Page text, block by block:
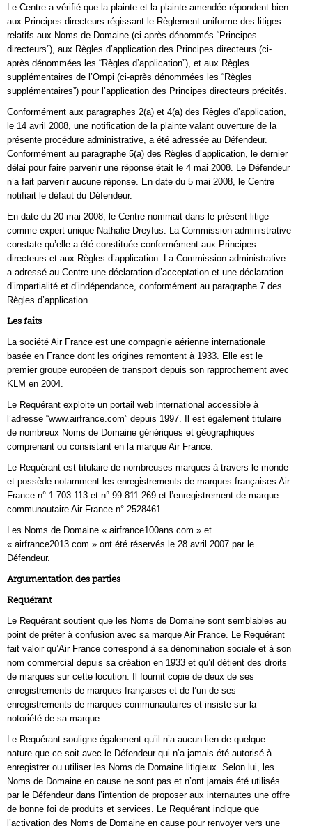
Le Centre a vérifié que la plainte et la plainte amendée répondent bien
aux Principes directeurs régissant le Règlement uniforme des litiges
relatifs aux Noms de Domaine (ci-après dénommés “Principes
directeurs”), aux Règles d’application des Principes directeurs (ci-
après dénommées les “Règles d’application”), et aux Règles
supplémentaires de l’Ompi (ci-après dénommées les “Règles
supplémentaires”) pour l’application des Principes directeurs précités.
Conformément aux paragraphes 2(a) et 4(a) des Règles d’application,
le 14 avril 2008, une notification de la plainte valant ouverture de la
présente procédure administrative, a été adressée au Défendeur.
Conformément au paragraphe 5(a) des Règles d’application, le dernier
délai pour faire parvenir une réponse était le 4 mai 2008. Le Défendeur
n’a fait parvenir aucune réponse. En date du 5 mai 2008, le Centre
notifiait le défaut du Défendeur.
En date du 20 mai 2008, le Centre nommait dans le présent litige
comme expert-unique Nathalie Dreyfus. La Commission administrative
constate qu’elle a été constituée conformément aux Principes
directeurs et aux Règles d’application. La Commission administrative
a adressé au Centre une déclaration d’acceptation et une déclaration
d’impartialité et d’indépendance, conformément au paragraphe 7 des
Règles d’application.
Les faits
La société Air France est une compagnie aérienne internationale
basée en France dont les origines remontent à 1933. Elle est le
premier groupe européen de transport depuis son rapprochement avec
KLM en 2004.
Le Requérant exploite un portail web international accessible à
l’adresse “www.airfrance.com” depuis 1997. Il est également titulaire
de nombreux Noms de Domaine génériques et géographiques
comprenant ou consistant en la marque Air France.
Le Requérant est titulaire de nombreuses marques à travers le monde
et possède notamment les enregistrements de marques françaises Air
France n° 1 703 113 et n° 99 811 269 et l’enregistrement de marque
communautaire Air France n° 2528461.
Les Noms de Domaine « airfrance100ans.com » et
« airfrance2013.com » ont été réservés le 28 avril 2007 par le
Défendeur.
Argumentation des parties
Requérant
Le Requérant soutient que les Noms de Domaine sont semblables au
point de prêter à confusion avec sa marque Air France. Le Requérant
fait valoir qu’Air France correspond à sa dénomination sociale et à son
nom commercial depuis sa création en 1933 et qu’il détient des droits
de marques sur cette locution. Il fournit copie de deux de ses
enregistrements de marques françaises et de l’un de ses
enregistrements de marques communautaires et insiste sur la
notoriété de sa marque.
Le Requérant souligne également qu’il n’a aucun lien de quelque
nature que ce soit avec le Défendeur qui n’a jamais été autorisé à
enregistrer ou utiliser les Noms de Domaine litigieux. Selon lui, les
Noms de Domaine en cause ne sont pas et n’ont jamais été utilisés
par le Défendeur dans l’intention de proposer aux internautes une offre
de bonne foi de produits et services. Le Requérant indique que
l’activation des Noms de Domaine en cause pour renvoyer vers une